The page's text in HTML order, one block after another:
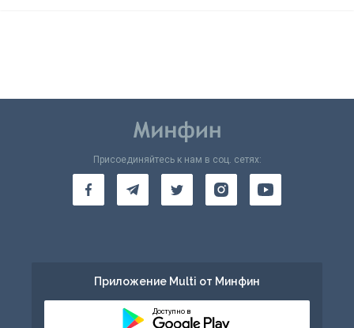
Присоединяйтесь к нам в соц. сетях:
Приложение Multi от Минфин
Доступно в